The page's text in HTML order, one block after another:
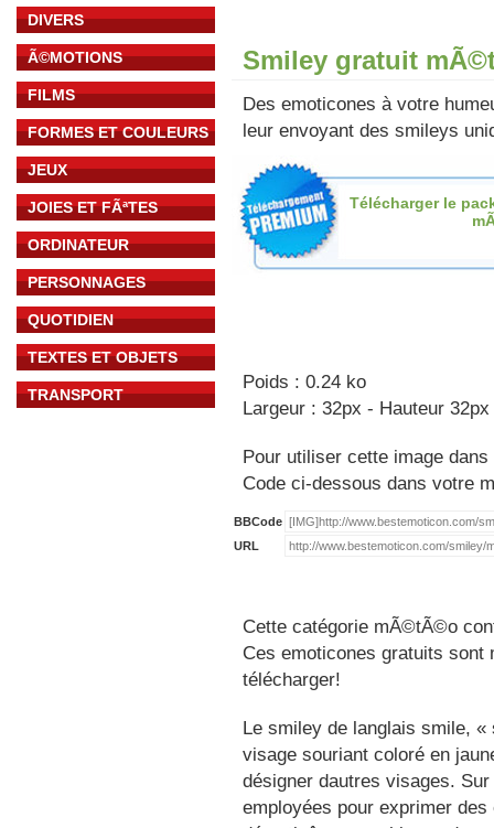
DIVERS
Ã©MOTIONS
FILMS
FORMES ET COULEURS
JEUX
JOIES ET FÃªTES
ORDINATEUR
PERSONNAGES
QUOTIDIEN
TEXTES ET OBJETS
TRANSPORT
Smiley gratuit
Des emoticones à votre
leur envoyant des smileys
Télécharger le
Poids : 0.24 ko
Largeur : 32px - Hauteur 32px
Pour utiliser cette image
Code ci-dessous dans votre
BBCode
URL
Cette catégorie mÃ©tÃ©o
Ces emoticones gratuits
télécharger!
Le smiley de langlais smile,
visage souriant coloré en
désigner dautres visages.
employées pour exprimer